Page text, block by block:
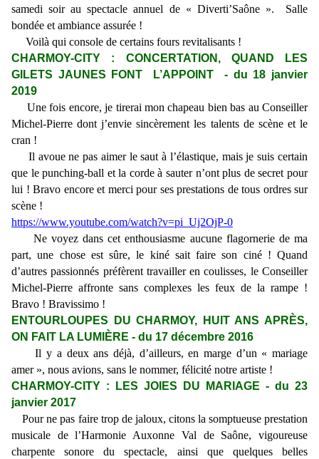
samedi soir au spectacle annuel de « Diverti’Saône ». Salle
bondée et ambiance assurée !
Voilà qui console de certains fours revitalisants !
CHARMOY-CITY : CONCERTATION, QUAND LES
GILETS JAUNES FONT L’APPOINT - du 18 janvier
2019
Une fois encore, je tirerai mon chapeau bien bas au Conseiller
Michel-Pierre dont j’envie sincèrement les talents de scène et le
cran !
Il avoue ne pas aimer le saut à l’élastique, mais je suis certain
que le punching-ball et la corde à sauter n’ont plus de secret pour
lui ! Bravo encore et merci pour ses prestations de tous ordres sur
scène !
https://www.youtube.com/watch?v=pi_Uj2OjP-0
Ne voyez dans cet enthousiasme aucune flagornerie de ma
part, une chose est sûre, le kiné sait faire son ciné ! Quand
d’autres passionnés préfèrent travailler en coulisses, le Conseiller
Michel-Pierre affronte sans complexes les feux de la rampe !
Bravo ! Bravissimo !
ENTOURLOUPES DU CHARMOY, HUIT ANS APRÈS,
ON FAIT LA LUMIÈRE - du 17 décembre 2016
Il y a deux ans déjà, d’ailleurs, en marge d’un « mariage
amer », nous avions, sans le nommer, félicité notre artiste !
CHARMOY-CITY : LES JOIES DU MARIAGE - du 23
janvier 2017
Pour ne pas faire trop de jaloux, citons la somptueuse prestation
musicale de l’Harmonie Auxonne Val de Saône, vigoureuse
charpente sonore du spectacle, ainsi que quelques belles